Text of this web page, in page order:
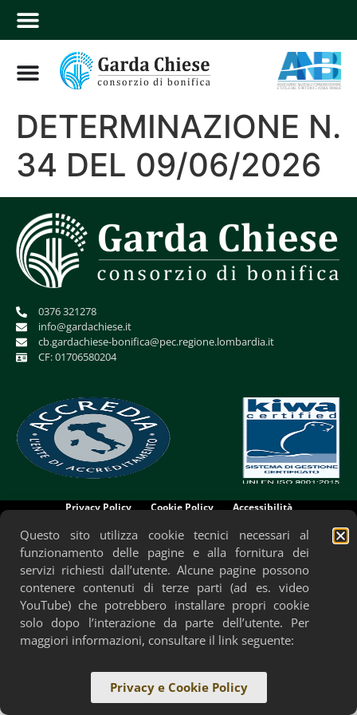
DETERMINAZIONE N.
34 DEL 09/06/2026
0376 321278
info@gardachiese.it
cb.gardachiese-bonifica@pec.regione.lombardia.it
CF: 01706580204
Privacy Policy Cookie Policy Accessibilità
Questo sito utilizza cookie tecnici necessari al
funzionamento delle pagine e alla fornitura dei
servizi richiesti dall’utente. Alcune pagine possono
contenere contenuti di terze parti (ad es. video
YouTube) che potrebbero installare propri cookie
solo dopo l’interazione da parte dell’utente. Per
maggiori informazioni, consultare il link seguente:
Privacy e Cookie Policy